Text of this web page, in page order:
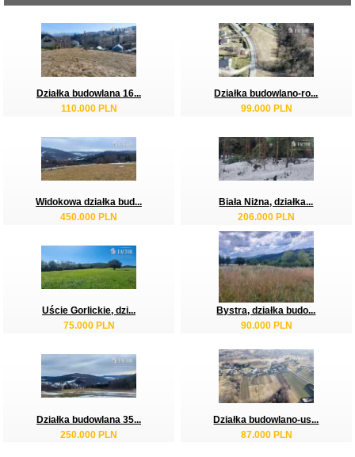
Działka budowlana 16...
110.000 PLN
Działka budowlano-ro...
99.000 PLN
Widokowa działka bud...
450.000 PLN
Biała Niżna, działka...
206.000 PLN
Uście Gorlickie, dzi...
75.000 PLN
Bystra, działka budo...
90.000 PLN
Działka budowlana 35...
250.000 PLN
Działka budowlano-us...
87.000 PLN